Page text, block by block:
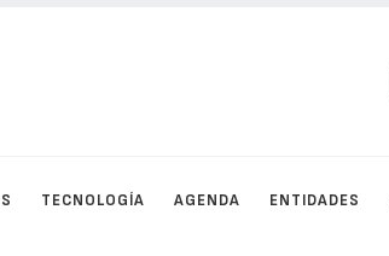
TECNOLOGÍA AGENDA ENTIDADES